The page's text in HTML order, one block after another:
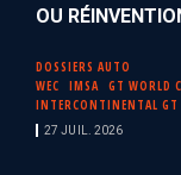
OU
DOSSIERS AUTO
WEC
IMSA GT WORLD
INTERCONTINENTAL GT
27 JUIL. 2026